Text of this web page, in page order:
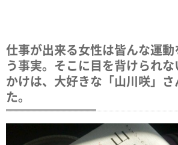
仕事が出来る女性は皆んな運
う事実。そこに目を背けられ
かけは、大好きな「山川咲」
た。